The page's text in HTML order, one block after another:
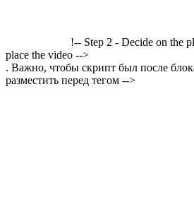
!-- Step 2 - Decide on the
place the video -->
. Важно, чтобы скрипт был после
разместить перед тегом -->